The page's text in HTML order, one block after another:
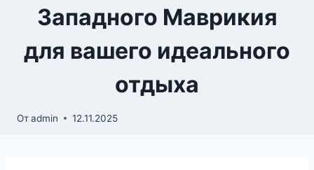
Западного Маврикия
для вашего идеального
отдыха
Отadmin 12.11.2025